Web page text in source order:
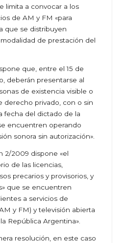
limita a convocar a los
de AM y FM «para
que se distribuyen
de prestación del
que, entre el 15 de
deberán presentarse al
de existencia visible o
derecho privado, con o sin
fecha del dictado de la
encuentren operando
sonora sin autorización».
2/2009 dispone «el
de las licencias,
precarios y provisorios, y
que se encuentren
a servicios de
y FM) y televisión abierta
República Argentina».
resolución, en este caso